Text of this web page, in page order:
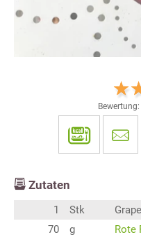
Zutaten
1 Stk
70
g
Rote